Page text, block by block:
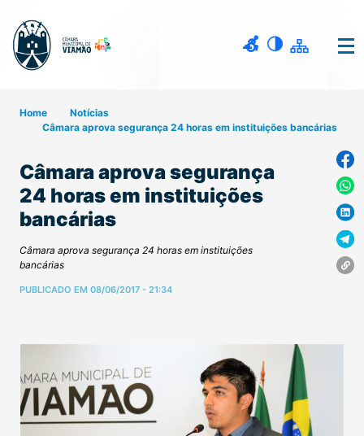
Home
Notícias
Câmara aprova segurança 24 horas em instituições bancárias
Câmara aprova segurança
24 horas em instituições
bancárias
Câmara aprova segurança 24 horas em instituições
bancárias
PUBLICADO EM 08/06/2017 - 21:34